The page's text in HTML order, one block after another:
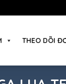
THEO DÕI